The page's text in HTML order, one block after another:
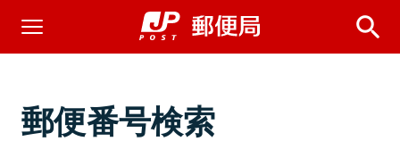
郵便番号検索